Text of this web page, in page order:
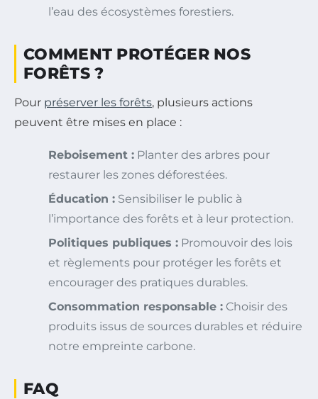
l’eau des écosystèmes forestiers.
COMMENT PROTÉGER NOS
FORÊTS ?
Pour préserver les forêts, plusieurs actions
peuvent être mises en place :
Reboisement : Planter des arbres pour
restaurer les zones déforestées.
Éducation : Sensibiliser le public à
l’importance des forêts et à leur protection.
Politiques publiques : Promouvoir des lois
et règlements pour protéger les forêts et
encourager des pratiques durables.
Consommation responsable : Choisir des
produits issus de sources durables et réduire
notre empreinte carbone.
FAQ